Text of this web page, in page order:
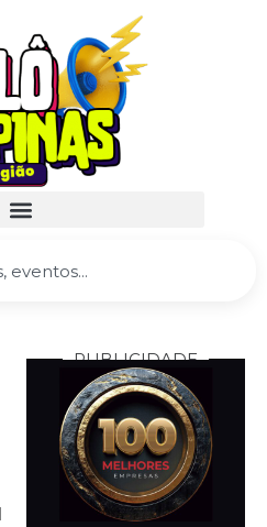
PUBLICIDADE